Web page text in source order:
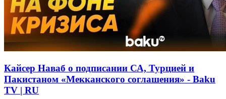
Кайсер Наваб о подписании СА, Турцией и
Пакистаном «Мекканского соглашения» - Baku
TV | RU